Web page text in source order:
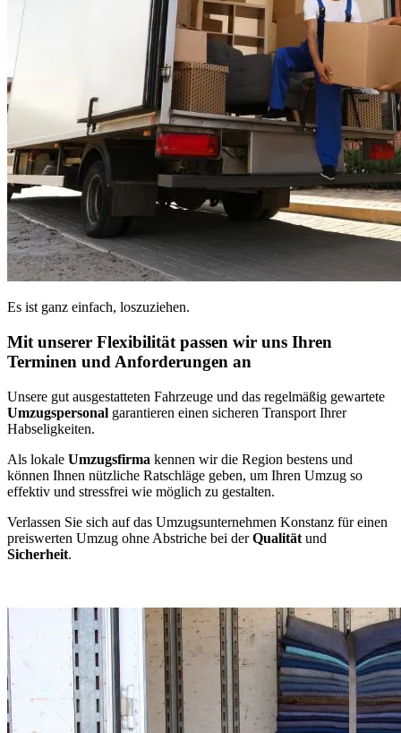
Es ist ganz einfach, loszuziehen.
Mit unserer Flexibilität passen wir uns Ihren
Terminen und Anforderungen an
Unsere gut ausgestatteten Fahrzeuge und das regelmäßig gewartete
Umzugspersonal garantieren einen sicheren Transport Ihrer
Habseligkeiten.
Als lokale Umzugsfirma kennen wir die Region bestens und
können Ihnen nützliche Ratschläge geben, um Ihren Umzug so
effektiv und stressfrei wie möglich zu gestalten.
Verlassen Sie sich auf das Umzugsunternehmen Konstanz für einen
preiswerten Umzug ohne Abstriche bei derQualität und
Sicherheit.